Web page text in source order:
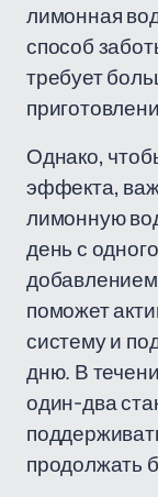
лимонная
способ
требует
Однако,
эффекта,
лимонную
день с
поможет
систему и
дню. В
один-два
продолжать